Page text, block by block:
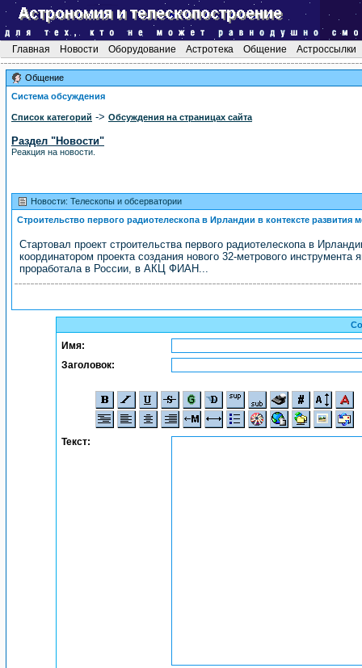
Главная Новости Оборудование Астротека Общение Астроссылки
Общение
Система обсуждения
Список категорий -> Обсуждения на страницах сайта
Раздел "Новости"
Реакция на новости.
Новости: Телескопы и обсерватории
Строительство первого радиотелескопа в Ирландии в контексте
Стартовал проект строительства первого радиотелескопа в
координатором проекта создания нового 32-метрового
проработала в России, в АКЦ ФИАН...
Имя:
Заголовок:
Текст: